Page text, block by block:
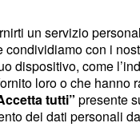
un servizio
condividiamo con i
dispositivo, come
loro o che hanno
tutti” presente
dei dati personali